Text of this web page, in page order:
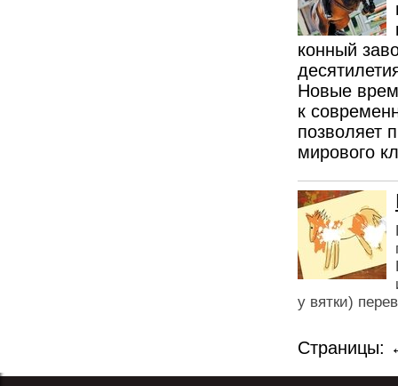
конный
Новые
к
позволяет
мирового
у вятки)
Страницы: